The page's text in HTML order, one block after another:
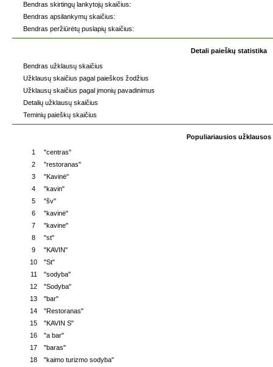
Bendras skirtingų lankytojų skaičius:
Bendras apsilankymų skaičius:
Bendras peržiūrėtų puslapių skaičius:
Detali paieškų statistika
Bendras užklausų skaičius
Užklausų skaičius pagal paieškos žodžius
Užklausų skaičius pagal įmonių pavadinimus
Detalių užklausų skaičius
Teminių paieškų skaičius
Populiariausios užklausos
1
"centras"
2
"restoranas"
3
"Kavinė"
4
"kavin"
5
"šv"
6
"kavinė"
7
"kavine"
8
"st"
9
"KAVIN"
10
"St"
11
"sodyba"
12
"Sodyba"
13
"bar"
14
"Restoranas"
15
"KAVIN S"
16
"a bar"
17
"baras"
18
"kaimo turizmo sodyba"